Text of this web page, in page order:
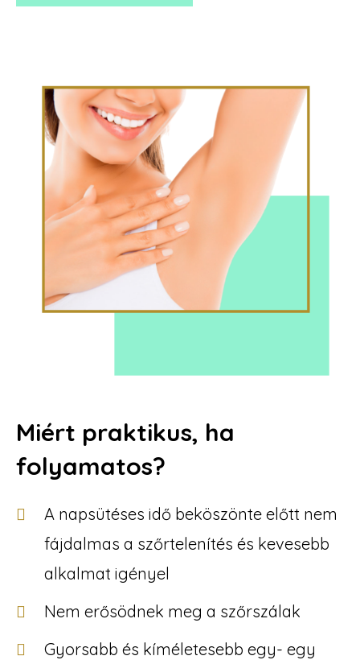
Miért praktikus, ha
folyamatos?
A napsütéses idő beköszönte előtt nem
fájdalmas a szőrtelenítés és kevesebb
alkalmat igényel
Nem erősödnek meg a szőrszálak
Gyorsabb és kíméletesebb egy- egy